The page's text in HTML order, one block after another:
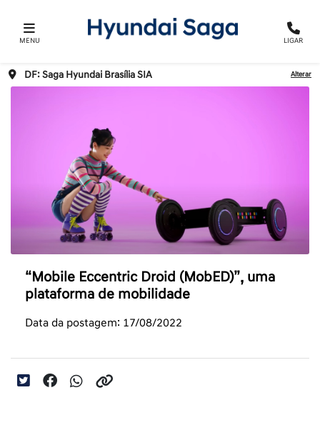
MENU LIGAR
DF: Saga Hyundai Brasília SIA Alterar
“Mobile Eccentric Droid (MobED)”, uma
plataforma de mobilidade
Data da postagem: 17/08/2022